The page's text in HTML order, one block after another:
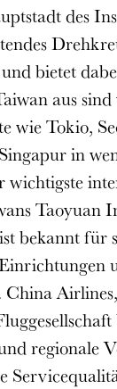
des
bietet
aus
wie Tokio,
in
wichtigste
Taoyuan
bekannt für
regionale